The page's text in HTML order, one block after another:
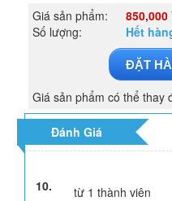
Giá sản phẩm:
850,000
Số lượng:
Hết
ĐẶT
Giá sản phẩm có thể thay
Đánh Giá
10. từ 1 thành viên